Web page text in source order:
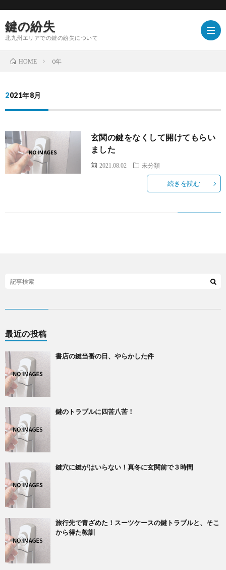
鍵の紛失
北九州エリアでの鍵の紛失について
HOME 0年
2021年8月
玄関の鍵をなくして開けてもらい
ました
2021.08.02 未分類
続きを読む
最近の投稿
書店の鍵当番の日、やらかした件
鍵のトラブルに四苦八苦！
鍵穴に鍵がはいらない！真冬に玄関前で３時間
旅行先で青ざめた！スーツケースの鍵トラブルと、そこ
から得た教訓